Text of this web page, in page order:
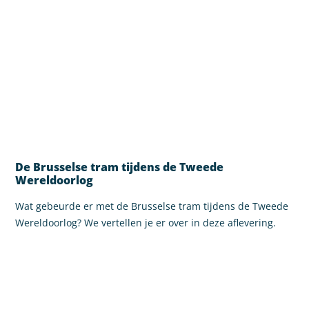
De Brusselse tram tijdens de Tweede
Wereldoorlog
Wat gebeurde er met de Brusselse tram tijdens de Tweede
Wereldoorlog? We vertellen je er over in deze aflevering.